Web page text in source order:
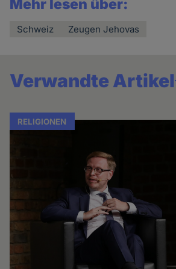
Mehr lesen über:
Schweiz Zeugen Jehovas
Verwandte Artikel
RELIGIONEN